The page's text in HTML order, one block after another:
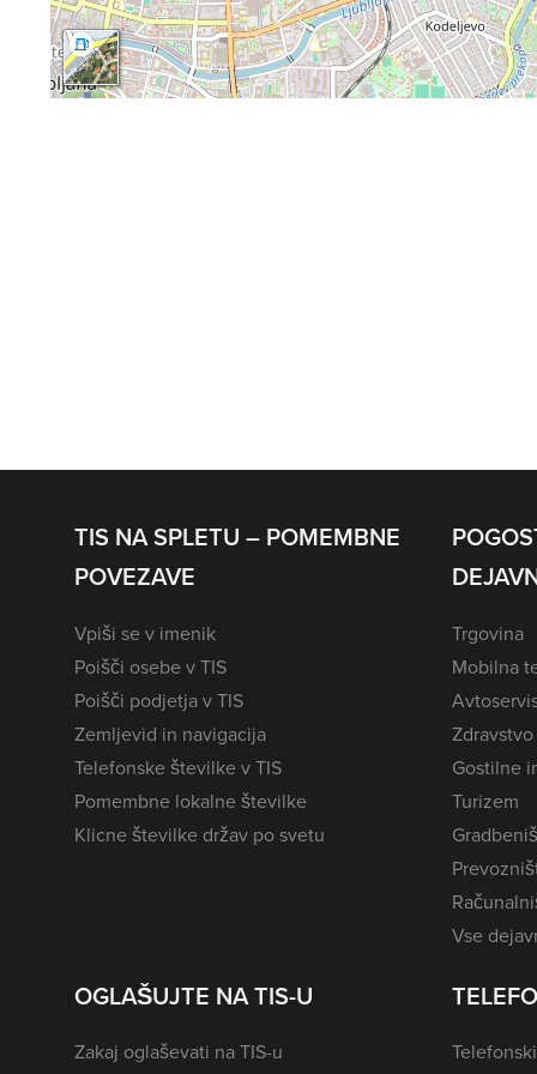
TIS NA SPLETU – POMEMBNE
POVEZAVE
Vpiši se v imenik
Poišči osebe v TIS
Poišči podjetja v TIS
Zemljevid in navigacija
Telefonske številke v TIS
Pomembne lokalne številke
Klicne številke držav po svetu
Trgovina
Mobilna
Zdravstvo
Gostilne
Turizem
Vse
OGLAŠUJTE NA TIS-U
Zakaj oglaševati na TIS-u